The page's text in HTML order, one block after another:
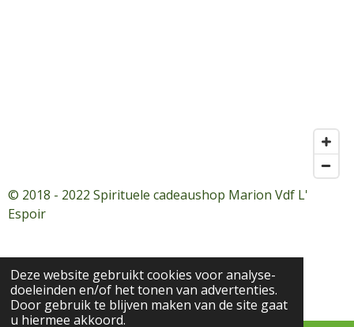
Deze website gebruikt cookies voor analyse-
doeleinden en/of het tonen van advertenties.
Door gebruik te blijven maken van de site gaat
u hiermee akkoord.
© 2018 - 2022 Spirituele cadeaushop Marion Vdf L'
Espoir